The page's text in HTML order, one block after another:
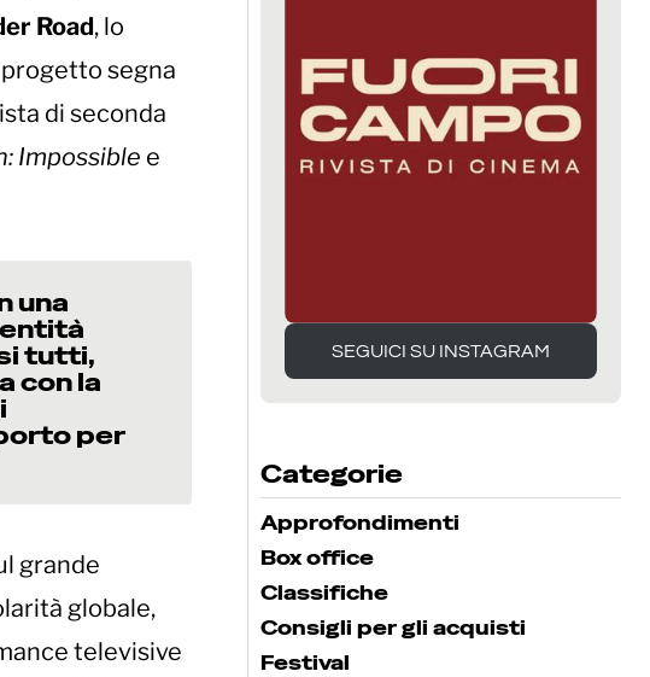
Road, lo
segna
di seconda
Impossible e
una
tutti,
con la
per
grande
globale,
televisive
SEGUICI SU INSTAGRAM
SEGUICI SU INSTAGRAM
Categorie
Approfondimenti
Box office
Classifiche
Consigli per gli acquisti
Festival